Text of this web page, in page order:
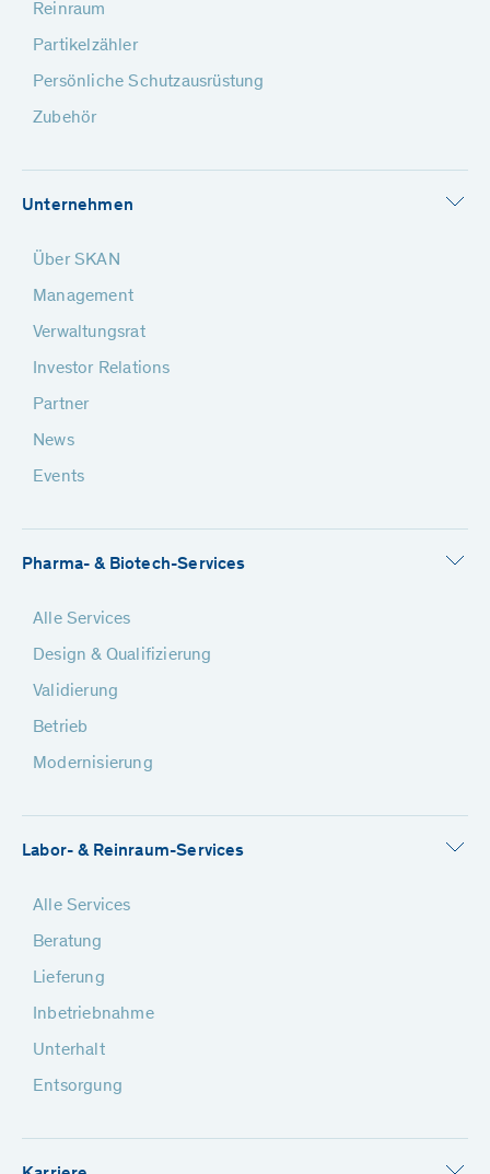
Reinraum
Partikelzähler
Persönliche Schutzausrüstung
Zubehör
Unternehmen
Über SKAN
Management
Verwaltungsrat
Investor Relations
Partner
News
Events
Pharma- & Biotech-Services
Alle Services
Design & Qualifizierung
Validierung
Betrieb
Modernisierung
Labor- & Reinraum-Services
Alle Services
Beratung
Lieferung
Inbetriebnahme
Unterhalt
Entsorgung